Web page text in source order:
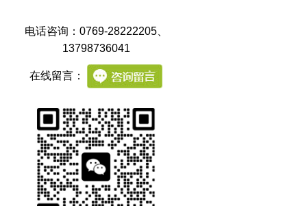
电话咨询：0769-28222205、
13798736041
在线留言：